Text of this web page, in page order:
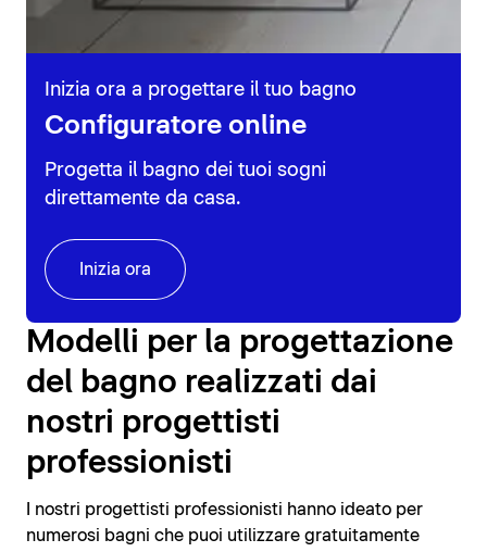
Inizia ora a progettare il tuo bagno
Configuratore online
Progetta il bagno dei tuoi sogni
direttamente da casa.
Inizia ora
Modelli per la progettazione
del bagno realizzati dai
nostri progettisti
professionisti
I nostri progettisti professionisti hanno ideato per
numerosi bagni che puoi utilizzare gratuitamente